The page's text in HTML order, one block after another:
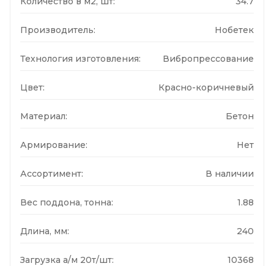
Производитель: Нобетек
Технология изготовления: Вибропрессование
Цвет: Красно-коричневый
Материал: Бетон
Армирование: Нет
Ассортимент: В наличии
Вес поддона, тонна: 1.88
Длина, мм: 240
Загрузка а/м 20т/шт: 10368